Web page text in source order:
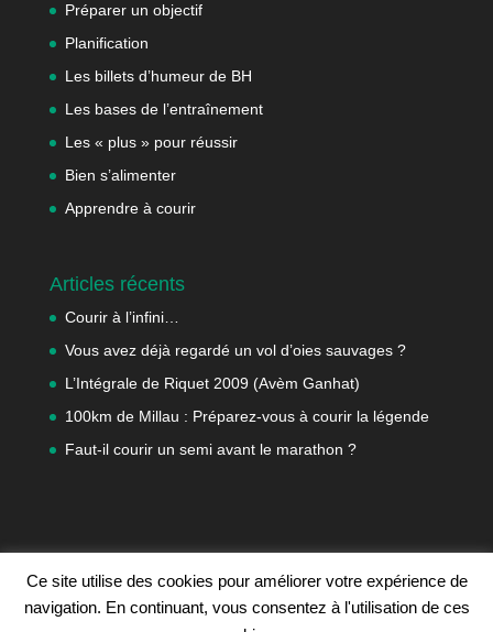
Préparer un objectif
Planification
Les billets d’humeur de BH
Les bases de l’entraînement
Les « plus » pour réussir
Bien s’alimenter
Apprendre à courir
Articles récents
Courir à l’infini…
Vous avez déjà regardé un vol d’oies sauvages ?
L’Intégrale de Riquet 2009 (Avèm Ganhat)
100km de Millau : Préparez-vous à courir la légende
Faut-il courir un semi avant le marathon ?
Ce site utilise des cookies pour améliorer votre expérience de
navigation. En continuant, vous consentez à l'utilisation de ces